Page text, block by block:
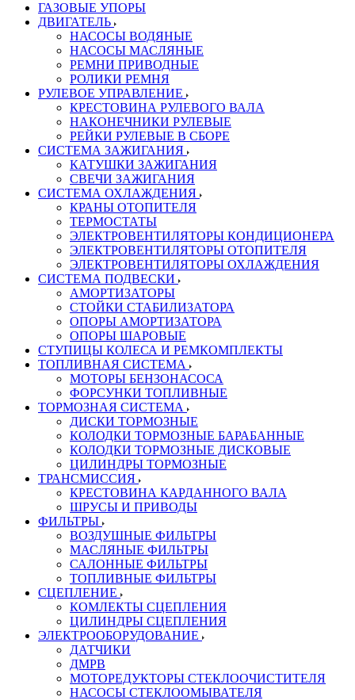
ГАЗОВЫЕ УПОРЫ
ДВИГАТЕЛЬ
НАСОСЫ ВОДЯНЫЕ
НАСОСЫ МАСЛЯНЫЕ
РЕМНИ ПРИВОДНЫЕ
РОЛИКИ РЕМНЯ
РУЛЕВОЕ УПРАВЛЕНИЕ
КРЕСТОВИНА РУЛЕВОГО ВАЛА
НАКОНЕЧНИКИ РУЛЕВЫЕ
РЕЙКИ РУЛЕВЫЕ В СБОРЕ
СИСТЕМА ЗАЖИГАНИЯ
КАТУШКИ ЗАЖИГАНИЯ
СВЕЧИ ЗАЖИГАНИЯ
СИСТЕМА ОХЛАЖДЕНИЯ
КРАНЫ ОТОПИТЕЛЯ
ТЕРМОСТАТЫ
ЭЛЕКТРОВЕНТИЛЯТОРЫ КОНДИЦИОНЕРА
ЭЛЕКТРОВЕНТИЛЯТОРЫ ОТОПИТЕЛЯ
ЭЛЕКТРОВЕНТИЛЯТОРЫ ОХЛАЖДЕНИЯ
СИСТЕМА ПОДВЕСКИ
АМОРТИЗАТОРЫ
СТОЙКИ СТАБИЛИЗАТОРА
ОПОРЫ АМОРТИЗАТОРА
ОПОРЫ ШАРОВЫЕ
СТУПИЦЫ КОЛЕСА И РЕМКОМПЛЕКТЫ
ТОПЛИВНАЯ СИСТЕМА
МОТОРЫ БЕНЗОНАСОСА
ФОРСУНКИ ТОПЛИВНЫЕ
ТОРМОЗНАЯ СИСТЕМА
ДИСКИ ТОРМОЗНЫЕ
КОЛОДКИ ТОРМОЗНЫЕ БАРАБАННЫЕ
КОЛОДКИ ТОРМОЗНЫЕ ДИСКОВЫЕ
ЦИЛИНДРЫ ТОРМОЗНЫЕ
ТРАНСМИССИЯ
КРЕСТОВИНА КАРДАННОГО ВАЛА
ШРУСЫ И ПРИВОДЫ
ФИЛЬТРЫ
ВОЗДУШНЫЕ ФИЛЬТРЫ
МАСЛЯНЫЕ ФИЛЬТРЫ
САЛОННЫЕ ФИЛЬТРЫ
ТОПЛИВНЫЕ ФИЛЬТРЫ
СЦЕПЛЕНИЕ
КОМЛЕКТЫ СЦЕПЛЕНИЯ
ЦИЛИНДРЫ СЦЕПЛЕНИЯ
ЭЛЕКТРООБОРУДОВАНИЕ
ДАТЧИКИ
ДМРВ
МОТОРЕДУКТОРЫ СТЕКЛООЧИСТИТЕЛЯ
НАСОСЫ СТЕКЛООМЫВАТЕЛЯ